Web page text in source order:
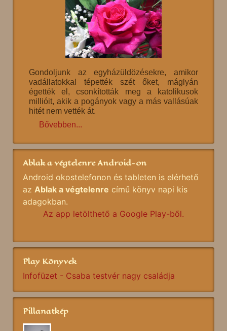
Gondoljunk az egyházüldözésekre, amikor
vadállatokkal tépették szét őket, máglyán
égették el, csonkították meg a katolikusok
millióit, akik a pogányok vagy a más vallásúak
hitét nem vették át.
Bővebben...
Ablak a végtelenre Android-on
Android okostelefonon és tableten is elérhető
az Ablak a végtelenre című könyv napi kis
adagokban.
Az app letölthető a Google Play-ből.
Play Könyvek
Infofüzet - Csaba testvér nagy családja
Pillanatkép